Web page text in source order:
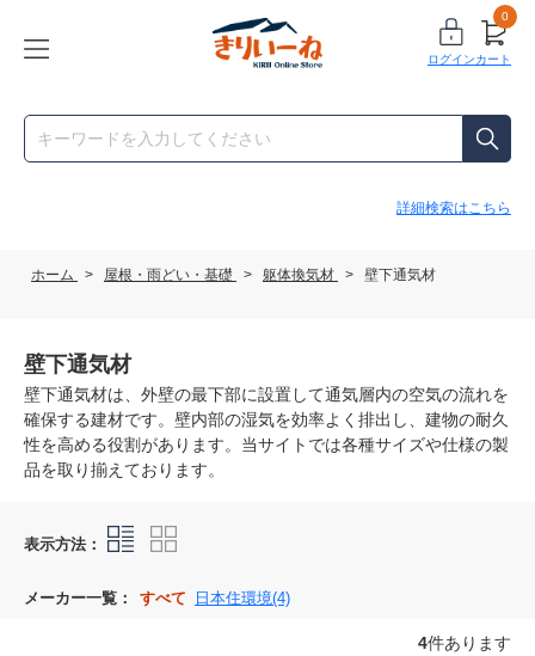
ログイン
0
カート
詳細検索はこちら
ホーム > 屋根・雨どい・基礎 > 躯体換気材 > 壁下通気材
壁下通気材
壁下通気材は、外壁の最下部に設置して通気層内の空気の流れを
確保する建材です。壁内部の湿気を効率よく排出し、建物の耐久
性を高める役割があります。当サイトでは各種サイズや仕様の製
品を取り揃えております。
表示方法：
メーカー一覧： すべて 日本住環境(4)
4件あります